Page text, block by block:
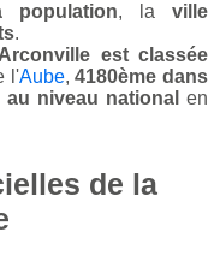
population, la ville
.
est classée
l'Aube,4180ème dans
au niveau national en
de la